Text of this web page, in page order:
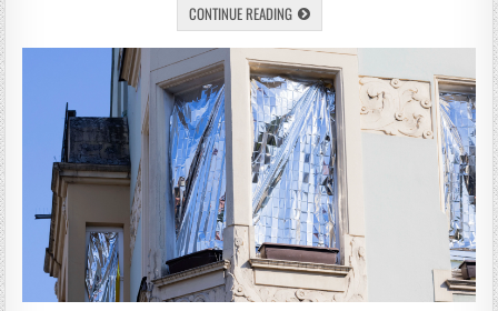
CONTINUE READING